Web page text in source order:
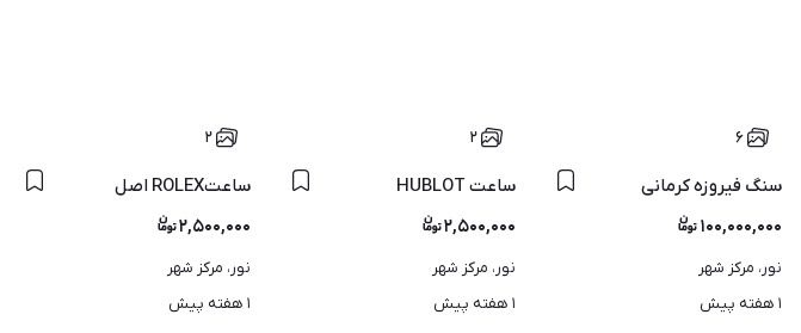
۶
سنگ فیروزه کرمانی
۱۰۰,۰۰۰,۰۰۰
نور، مرکز شهر
۱ هفته پیش
۲
ساعت HUBLOT
۲,۵۰۰,۰۰۰
نور، مرکز شهر
۱ هفته پیش
۲
ساعتROLEX اصل
۲,۵۰۰,۰۰۰
نور، مرکز شهر
۱ هفته پیش